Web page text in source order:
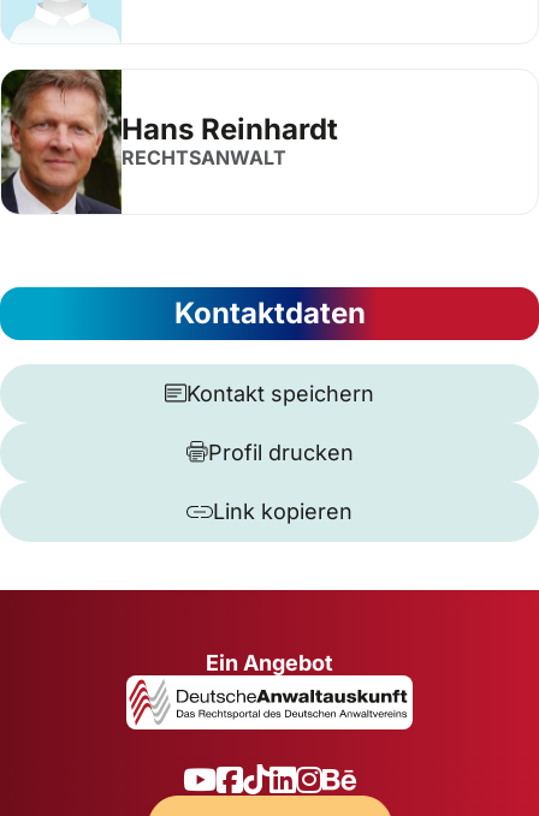
Hans Reinhardt
RECHTSANWALT
Kontaktdaten
Kontakt speichern
Profil drucken
Link kopieren
Ein Angebot